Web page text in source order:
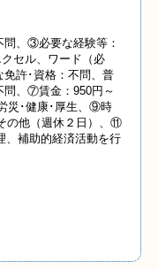
、③必要な経験等：
セル、ワード（必
許･資格：不問、普
、⑦賃金：950円～
災･健康･厚生、⑨時
の他（週休２日）、⑪
、補助的経済活動を行